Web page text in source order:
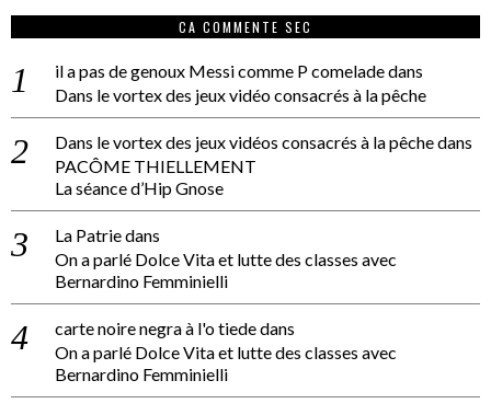
CA COMMENTE SEC
il a pas de genoux Messi comme P comeladedans
Dans le vortex des jeux vidéo consacrés à la pêche
Dans le vortex des jeux vidéos consacrés à la pêchedans
PACÔME THIELLEMENT
La séance d’Hip Gnose
La Patriedans
On a parlé Dolce Vita et lutte des classes avec
Bernardino Femminielli
carte noire negra à l'o tiededans
On a parlé Dolce Vita et lutte des classes avec
Bernardino Femminielli